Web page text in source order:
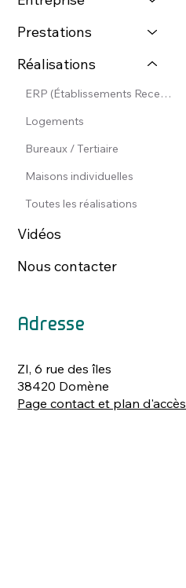
Prestations
Réalisations
ERP (Établissements Recevant du Public)
Logements
Bureaux / Tertiaire
Maisons individuelles
Toutes les réalisations
Vidéos
Nous contacter
Adresse
ZI, 6 rue des îles
38420 Domène
Page contact et plan d'accès